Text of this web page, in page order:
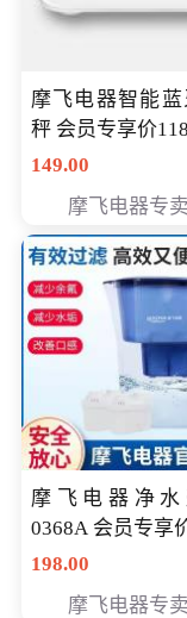
摩飞电器智能
秤 会员专享价
149.00
摩飞电器专
摩飞电器净水
0368A 会员专享
198.00
摩飞电器专